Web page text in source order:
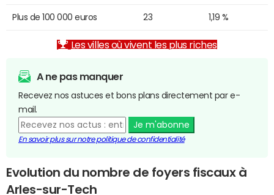
Plus de 100 000 euros 23 1,19 %
Les villes où vivent les plus riches
A ne pas manquer
Recevez nos astuces et bons plans directement par e-
mail.
Je m'abonne
En savoir plus sur notre politique de confidentialité
Evolution du nombre de foyers fiscaux à
Arles-sur-Tech